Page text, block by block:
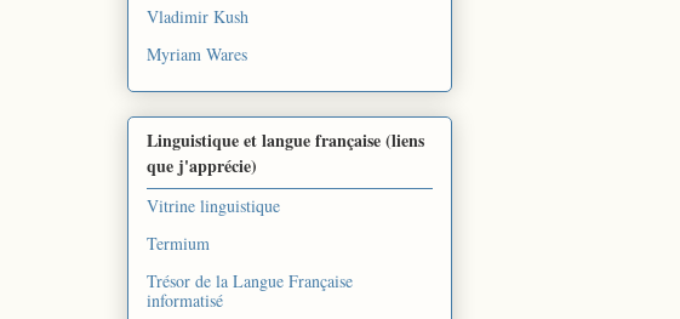
Vladimir Kush
Myriam Wares
Linguistique et langue française (liens
que j'apprécie)
Vitrine linguistique
Termium
Trésor de la Langue Française
informatisé